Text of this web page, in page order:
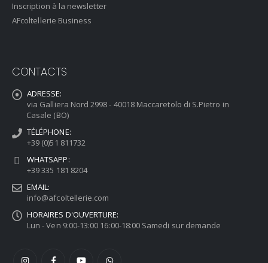
Inscription à la newsletter
AFcoltellerie Business
CONTACTS
ADRESSE:
via Galliera Nord 2998 - 40018 Maccaretolo di S.Pietro in
Casale (BO)
TÉLÉPHONE:
+39 (0)51 811732
WHATSAPP:
+39 335 181 8204
EMAIL:
info@afcoltellerie.com
HORAIRES D'OUVERTURE:
Lun - Ven 9:00-13:00 16:00-18:00 Samedi sur demande